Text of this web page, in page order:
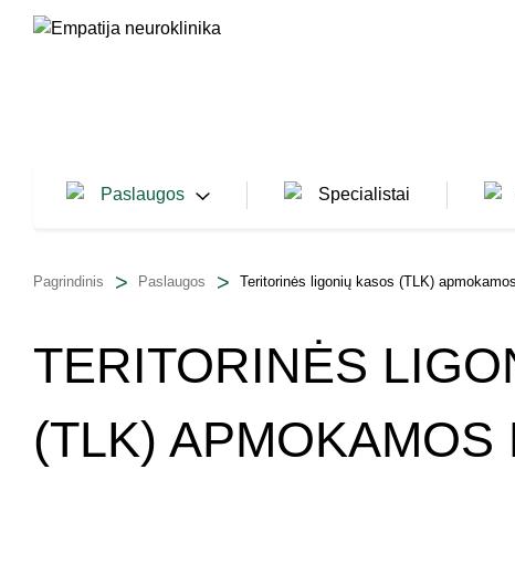
Paslaugos
Reabilitacija
Traumatologija, žaizdų gydymas
Specialistai
Pagrindinis Paslaugos Teritorinės ligonių kasos (TLK)
TERITORINĖS
(TLK) APMOKAMOS